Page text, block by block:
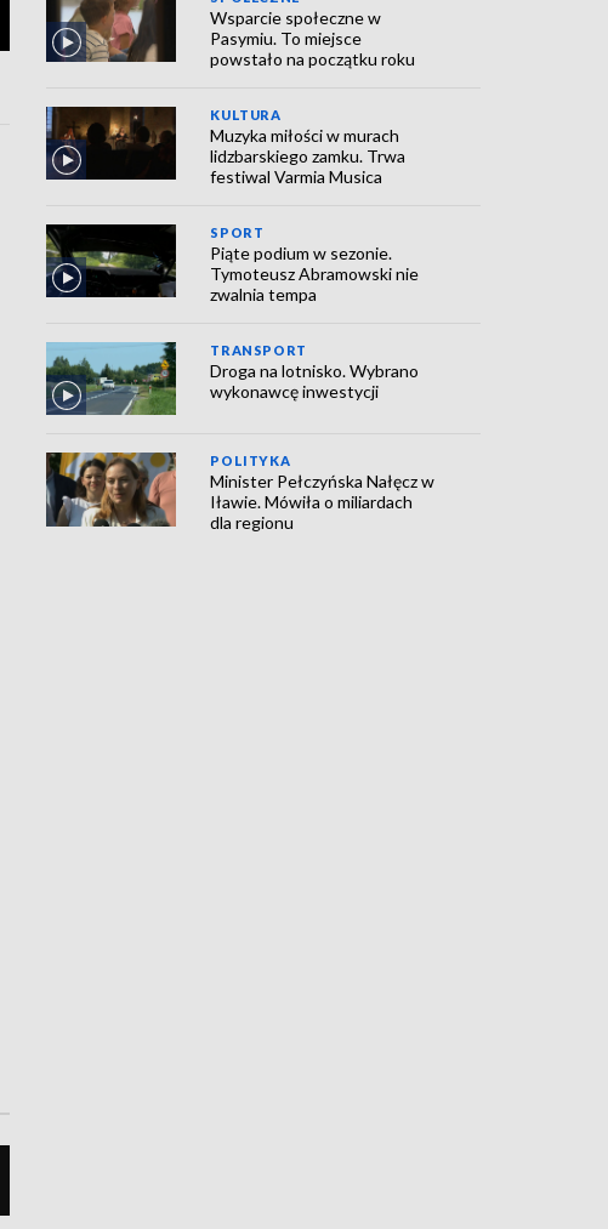
Wsparcie społeczne w
Pasymiu. To miejsce
powstało na początku roku
KULTURA
Muzyka miłości w murach
lidzbarskiego zamku. Trwa
festiwal Varmia Musica
SPORT
Piąte podium w sezonie.
Tymoteusz Abramowski nie
zwalnia tempa
TRANSPORT
Droga na lotnisko. Wybrano
wykonawcę inwestycji
POLITYKA
Minister Pełczyńska Nałęcz w
Iławie. Mówiła o miliardach
dla regionu